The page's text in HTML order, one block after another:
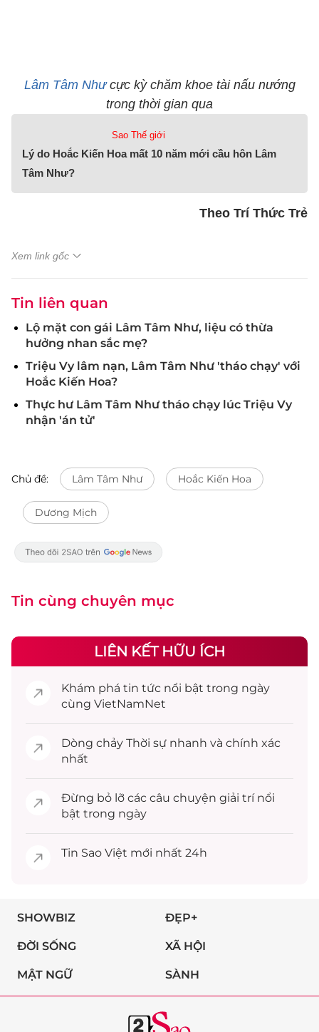
Lâm Tâm Nhưcực kỳ chăm khoe tài nấu nướng
trong thời gian qua
Sao Thế giới
Lý do Hoắc Kiến Hoa mất 10 năm mới cầu hôn Lâm
Tâm Như?
Theo Trí Thức Trẻ
Xem link gốc
Tin liên quan
Lộ mặt con gái Lâm Tâm Như, liệu có thừa
hưởng nhan sắc mẹ?
Triệu Vy lâm nạn, Lâm Tâm Như 'tháo chạy' với
Hoắc Kiến Hoa?
Thực hư Lâm Tâm Như tháo chạy lúc Triệu Vy
nhận 'án tử'
Chủ đề: Lâm Tâm Như Hoắc Kiến Hoa
Dương Mịch
Tin cùng chuyên mục
LIÊN KẾT HỮU ÍCH
Khám phá tin tức nổi bật trong ngày
cùng VietNamNet
Dòng chảy Thời sự nhanh và chính xác
nhất
Đừng bỏ lỡ các câu chuyện giải trínổi
bật trong ngày
Tin Sao Việt mới nhất 24h
SHOWBIZ ĐẸP+
ĐỜI SỐNG XÃ HỘI
MẬT NGỮ SÀNH